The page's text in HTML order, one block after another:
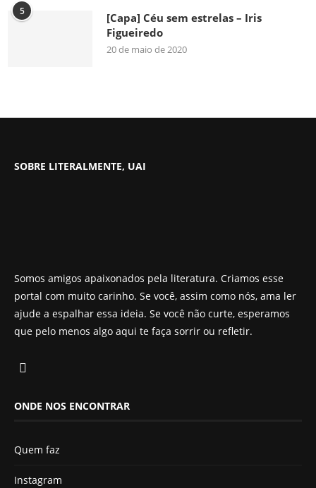
5
[Capa] Céu sem estrelas – Iris
Figueiredo
20 de maio de 2020
SOBRE LITERALMENTE, UAI
Somos amigos apaixonados pela literatura. Criamos esse
portal com muito carinho. Se você, assim como nós, ama ler
ajude a espalhar essa ideia. Se você não curte, esperamos
que pelo menos algo aqui te faça sorrir ou refletir.
ONDE NOS ENCONTRAR
Quem faz
Instagram